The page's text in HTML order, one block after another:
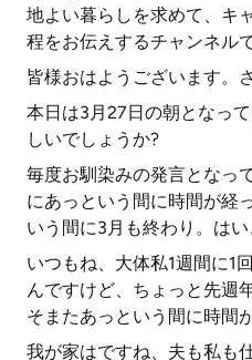
地よい暮らしを求めて、キ
程をお伝えするチャンネルで
皆様おはようございます。
本日は3月27日の朝となっ
しいでしょうか?
毎度お馴染みの発言となっ
にあっという間に時間が経
いう間に3月も終わり。はい
いつもね、大体私1週間に1
んですけど、ちょっと先週
そまたあっという間に時間
我が家はですね、夫も私も